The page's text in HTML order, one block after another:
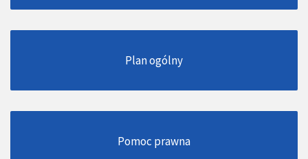
Plan ogólny
Pomoc prawna